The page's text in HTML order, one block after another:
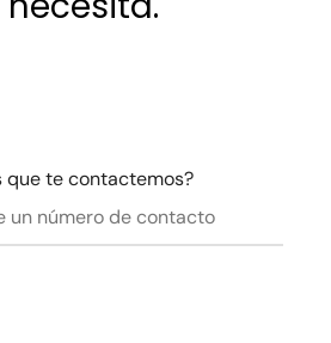
que te contactemos?